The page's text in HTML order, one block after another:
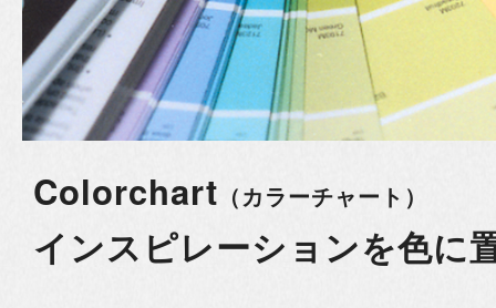
Colorchart （カラーチャート）
インスピレーションを色に